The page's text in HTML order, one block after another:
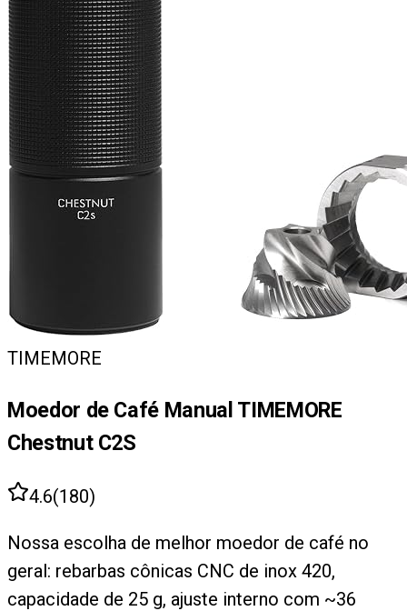
TIMEMORE
Moedor de Café Manual TIMEMORE
Chestnut C2S
4.6(180)
Nossa escolha de melhor moedor de café no
geral: rebarbas cônicas CNC de inox 420,
capacidade de 25 g, ajuste interno com ~36